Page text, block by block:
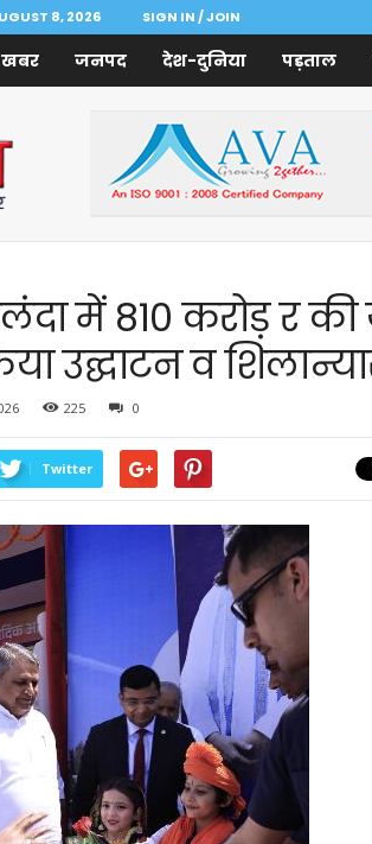
8, 2026 SIGN IN / JOIN
जनपद देश-दुनिया पड़ताल
में 810 करोड़ र
उद्घाटन व
225 0
Twitter